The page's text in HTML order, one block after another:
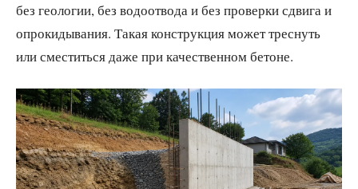
без геологии, без водоотвода и без проверки сдвига и
опрокидывания. Такая конструкция может треснуть
или сместиться даже при качественном бетоне.